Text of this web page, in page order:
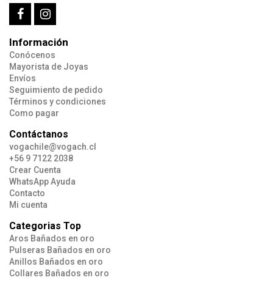
Información
Conócenos
Mayorista de Joyas
Envíos
Seguimiento de pedido
Términos y condiciones
Como pagar
Contáctanos
vogachile@vogach.cl
+56 9 7122 2038
Crear Cuenta
WhatsApp Ayuda
Contacto
Mi cuenta
Categorias Top
Aros Bañados en oro
Pulseras Bañados en oro
Anillos Bañados en oro
Collares Bañados en oro